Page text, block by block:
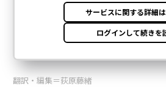
翻訳・編集＝荻原藤緒